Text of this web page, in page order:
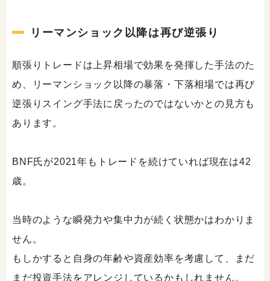
リーマンショック以降は再び逆張り
順張りトレードは上昇相場で効果を発揮した手法のた
め、リーマンショック以降の暴落・下落相場では再び
逆張りスイング手法に戻ったのではないかとの見方も
あります。
BNF氏が2021年もトレードを続けていれば現在は42
歳。
当時のような瞬発力や集中力が続く状態かはわかりま
せん。
もしかすると自身の年齢や資産効率を考慮して、まだ
まだ投資手法をアレンジしているかもしれません。